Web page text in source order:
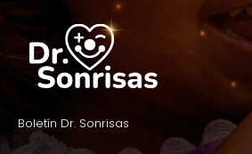
Boletín Dr. Sonrisas